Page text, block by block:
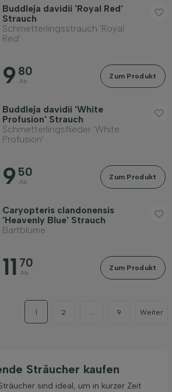
Buddleja davidii 'Royal Red'
Strauch
Schmetterlingsstrauch 'Royal
Red'
9 80
Ab
Zum Produkt
Buddleja davidii 'White
Profusion' Strauch
Schmetterlingsflieder 'White
Profusion'
9 50
Ab
Zum Produkt
Caryopteris clandonensis
'Heavenly Blue' Strauch
Bartblume
11 70
Ab
Zum Produkt
1 2 9 Weiter
Sträucher kaufen
sind ideal, um in kurzer Zeit